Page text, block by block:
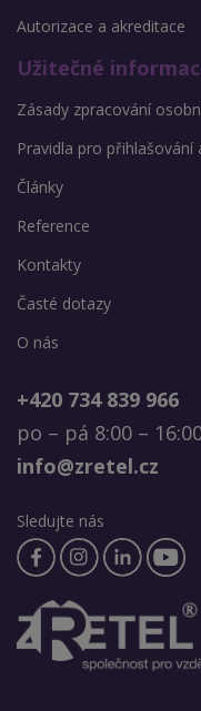
Autorizace a akreditace
Užitečné
Zásady zpracování
Pravidla pro
Články
Reference
Kontakty
Časté dotazy
O nás
+420 734 839 966
po – pá 8:00 –
info@zretel.cz
Sledujte nás